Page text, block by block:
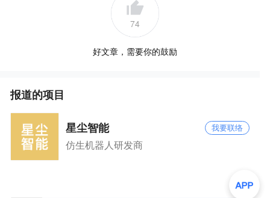
74
好文章，需要你的鼓励
报道的项目
星尘智能 我要联络
仿生机器人研发商